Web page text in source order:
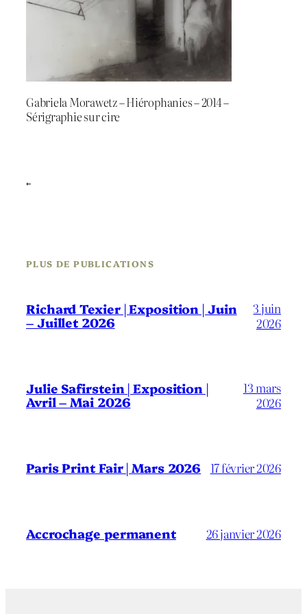
Gabriela Morawetz – Hiérophanies – 2014 –
Sérigraphie sur cire
←
PLUS DE PUBLICATIONS
Richard Texier | Exposition | Juin
– Juillet 2026
3 juin
2026
Julie Safirstein | Exposition |
Avril – Mai 2026
13 mars
2026
Paris Print Fair | Mars 2026 17 février 2026
Accrochage permanent 26 janvier 2026